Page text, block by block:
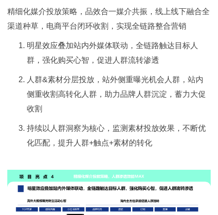
精细化媒介投放策略，品效合一媒介共振，线上线下融合全
渠道种草，电商平台闭环收割，实现全链路整合营销
明星效应叠加站内外媒体联动，全链路触达目标人
群，强化购买心智，促进人群流转渗透
人群&素材分层投放，站外侧重曝光机会人群，站内
侧重收割高转化人群，助力品牌人群沉淀，蓄力大促
收割
持续以人群洞察为核心，监测素材投放效果，不断优
化匹配，提升人群+触点+素材的转化